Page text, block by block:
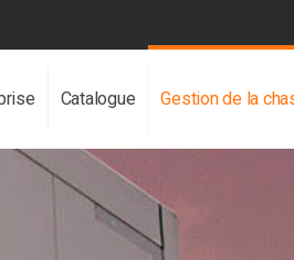
Catalogue Gestion de la